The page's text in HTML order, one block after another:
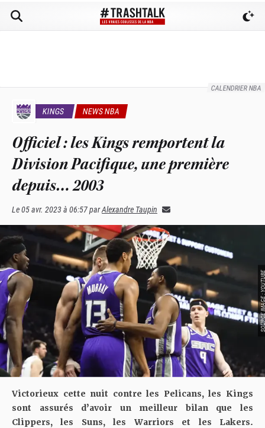
CALENDRIER NBA
KINGS NEWS NBA
Officiel : les Kings remportent la
Division Pacifique, une première
depuis… 2003
Le05 avr. 2023 à 06:57parAlexandre Taupin
SOURCE
Victorieux cette nuit contre les Pelicans, les Kings
sont assurés d’avoir un meilleur bilan que les
Clippers, les Suns, les Warriors et les Lakers.